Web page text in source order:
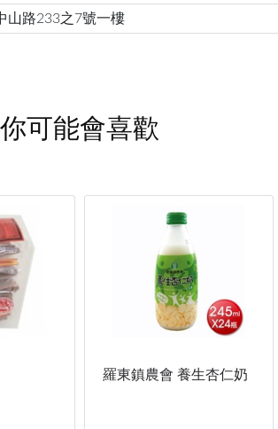
山路233之7號一樓
你可能會喜歡
羅東鎮農會 養生杏仁奶